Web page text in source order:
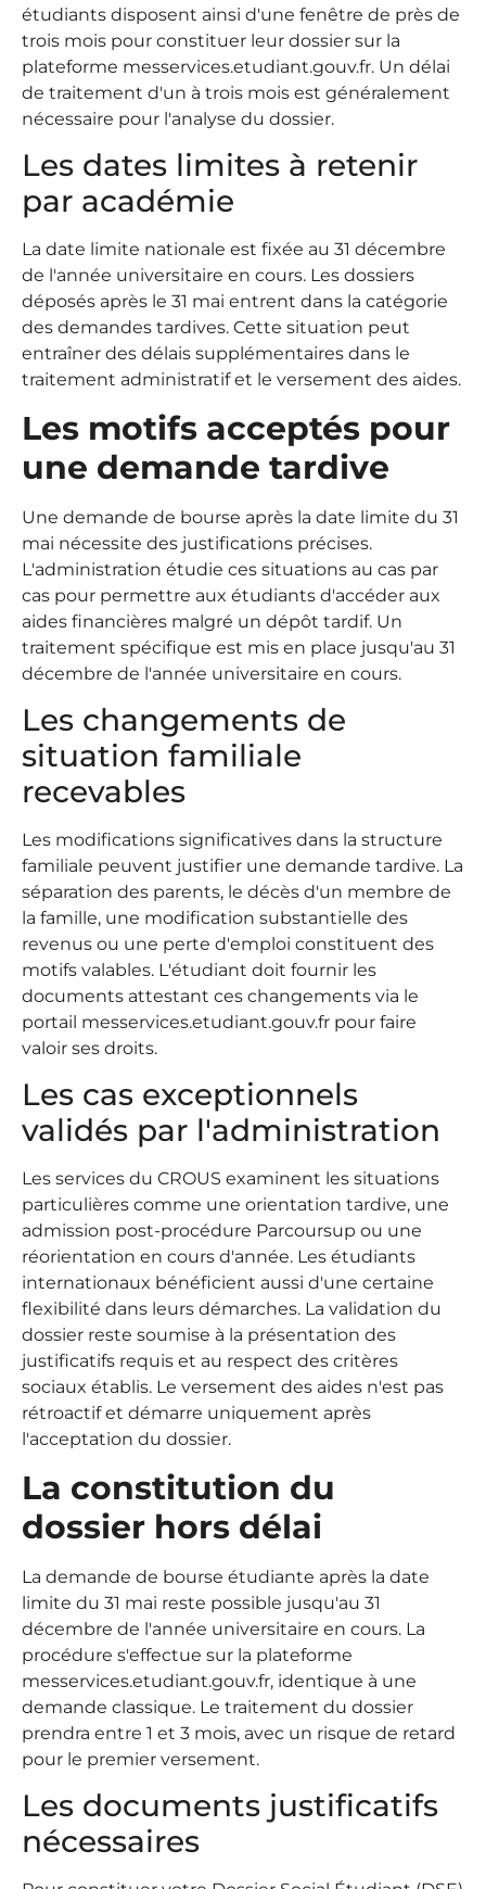
étudiants disposent ainsi d'une fenêtre de près de
trois mois pour constituer leur dossier sur la
plateforme messervices.etudiant.gouv.fr. Un délai
de traitement d'un à trois mois est généralement
nécessaire pour l'analyse du dossier.
Les dates limites à retenir
par académie
La date limite nationale est fixée au 31 décembre
de l'année universitaire en cours. Les dossiers
déposés après le 31 mai entrent dans la catégorie
des demandes tardives. Cette situation peut
entraîner des délais supplémentaires dans le
traitement administratif et le versement des aides.
Les motifs acceptés pour
une demande tardive
Une demande de bourse après la date limite du 31
mai nécessite des justifications précises.
L'administration étudie ces situations au cas par
cas pour permettre aux étudiants d'accéder aux
aides financières malgré un dépôt tardif. Un
traitement spécifique est mis en place jusqu'au 31
décembre de l'année universitaire en cours.
Les changements de
situation familiale
recevables
Les modifications significatives dans la structure
familiale peuvent justifier une demande tardive. La
séparation des parents, le décès d'un membre de
la famille, une modification substantielle des
revenus ou une perte d'emploi constituent des
motifs valables. L'étudiant doit fournir les
documents attestant ces changements via le
portail messervices.etudiant.gouv.fr pour faire
valoir ses droits.
Les cas exceptionnels
validés par l'administration
Les services du CROUS examinent les situations
particulières comme une orientation tardive, une
admission post-procédure Parcoursup ou une
réorientation en cours d'année. Les étudiants
internationaux bénéficient aussi d'une certaine
flexibilité dans leurs démarches. La validation du
dossier reste soumise à la présentation des
justificatifs requis et au respect des critères
sociaux établis. Le versement des aides n'est pas
rétroactif et démarre uniquement après
l'acceptation du dossier.
La constitution du
dossier hors délai
La demande de bourse étudiante après la date
limite du 31 mai reste possible jusqu'au 31
décembre de l'année universitaire en cours. La
procédure s'effectue sur la plateforme
messervices.etudiant.gouv.fr, identique à une
demande classique. Le traitement du dossier
prendra entre 1 et 3 mois, avec un risque de retard
pour le premier versement.
Les documents justificatifs
nécessaires